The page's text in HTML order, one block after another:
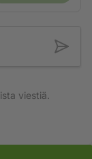
viestiä.